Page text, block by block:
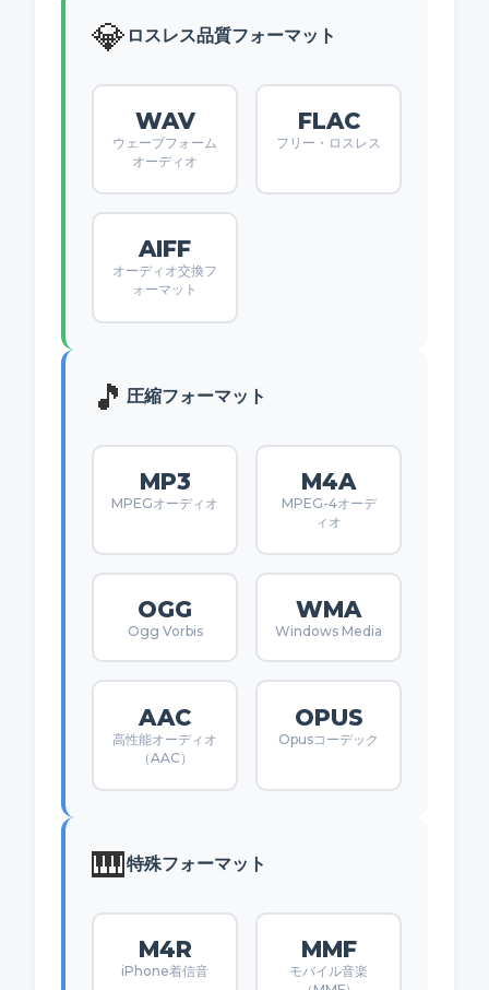
💎 ロスレス品質フォーマット
WAV
ウェーブフォーム
オーディオ
FLAC
フリー・ロスレス
AIFF
オーディオ交換フ
ォーマット
🎵 圧縮フォーマット
MP3
MPEGオーディオ
M4A
MPEG-4オーデ
ィオ
OGG
Ogg Vorbis
WMA
Windows Media
AAC
高性能オーディオ
（AAC）
OPUS
Opusコーデック
🎹特殊フォーマット
M4R
iPhone着信音
MMF
モバイル音楽